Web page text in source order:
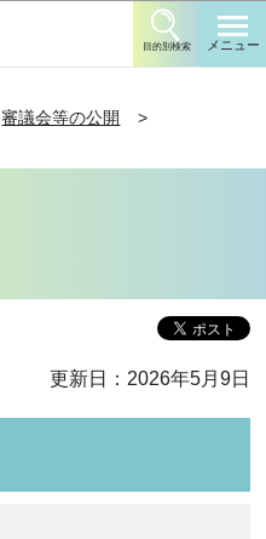
目的別検索 メニュー
審議会等の公開
更新日：2026年5月9日